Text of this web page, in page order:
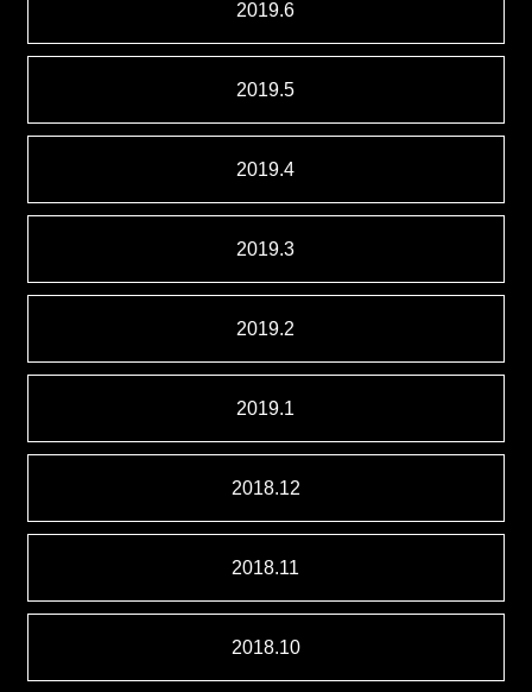
2019.6
2019.5
2019.4
2019.3
2019.2
2019.1
2018.12
2018.11
2018.10